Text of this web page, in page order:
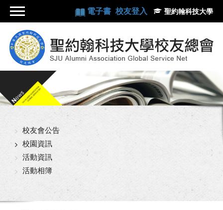
電子書 校友登入 聖約翰科技大學
校友會公告
校園資訊
活動資訊
活動相簿